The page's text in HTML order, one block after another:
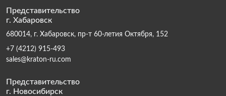
Представительство
г. Хабаровск
680014, г. Хабаровск, пр-т 60-летия Октября, 152
+7 (4212) 915-493
sales@kraton-ru.com
Представительство
г. Новосибирск